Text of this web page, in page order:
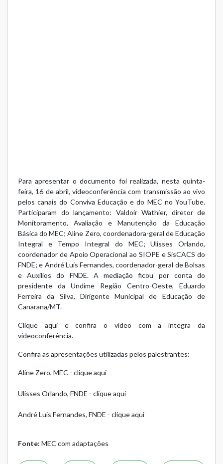
Para apresentar o documento foi realizada, nesta quinta-
feira, 16 de abril, videoconferência com transmissão ao vivo
pelos canais do Conviva Educação e do MEC no YouTube.
Participaram do lançamento: Valdoir Wathier, diretor de
Monitoramento, Avaliação e Manutenção da Educação
Básica do MEC; Aline Zero, coordenadora-geral de Educação
Integral e Tempo Integral do MEC; Ulisses Orlando,
coordenador de Apoio Operacional ao SIOPE e SisCACS do
FNDE; e André Luis Fernandes, coordenador-geral de Bolsas
e Auxílios do FNDE. A mediação ficou por conta do
presidente da Undime Região Centro-Oeste, Eduardo
Ferreira da Silva, Dirigente Municipal de Educação de
Canarana/MT.
Clique aqui e confira o vídeo com a íntegra da
videoconferência.
Confira as apresentações utilizadas pelos palestrantes:
Aline Zero, MEC - clique aqui
Ulisses Orlando, FNDE - clique aqui
André Luis Fernandes, FNDE - clique aqui
Fonte: MEC com adaptações